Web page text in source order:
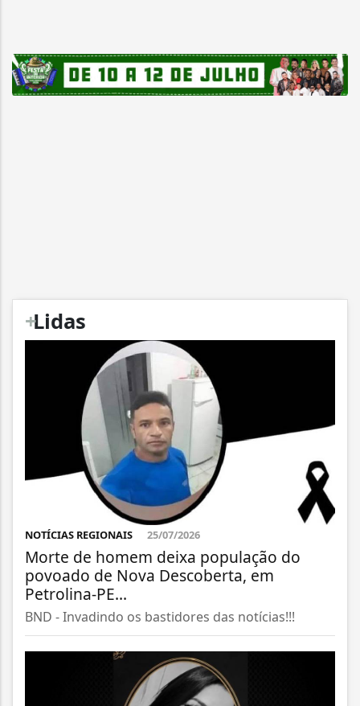
+
Lidas
NOTÍCIAS REGIONAIS 25/07/2026
Morte de homem deixa população do
povoado de Nova Descoberta, em
Petrolina-PE...
BND - Invadindo os bastidores das notícias!!!